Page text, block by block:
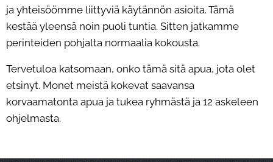
ja yhteisöömme liittyviä käytännön asioita. Tämä
kestää yleensä noin puoli tuntia. Sitten jatkamme
perinteiden pohjalta normaalia kokousta.
Tervetuloa katsomaan, onko tämä sitä apua, jota olet
etsinyt. Monet meistä kokevat saavansa
korvaamatonta apua ja tukea ryhmästä ja 12 askeleen
ohjelmasta.